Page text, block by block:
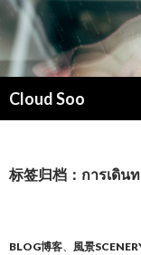
Cloud Soo
索
文
标签归档：การเดิน
BLOG博客、 風景